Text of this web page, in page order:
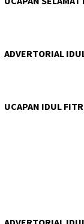
ADVERTORIAL
UCAPAN IDUL